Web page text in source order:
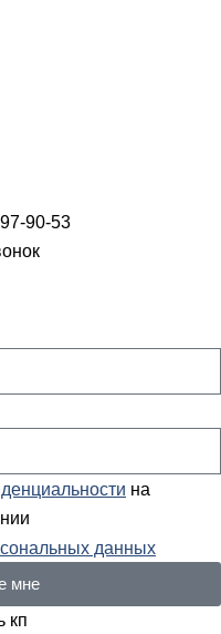
90-53
на
данных
мне
кп